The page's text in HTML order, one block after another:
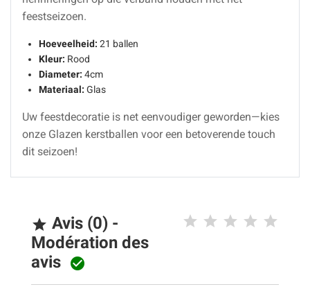
feestseizoen.
Hoeveelheid: 21 ballen
Kleur: Rood
Diameter: 4cm
Materiaal: Glas
Uw feestdecoratie is net eenvoudiger geworden—kies
onze Glazen kerstballen voor een betoverende touch
dit seizoen!
 Avis (0) -
Modération des
avis 